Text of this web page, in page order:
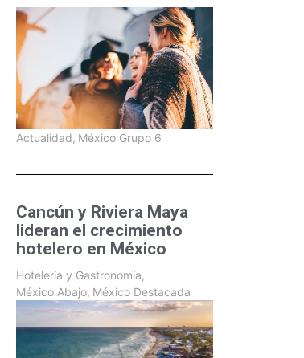
Actualidad, México Grupo 6
Cancún y Riviera Maya
lideran el crecimiento
hotelero en México
Hotelería y Gastronomía,
México Abajo, México Destacada